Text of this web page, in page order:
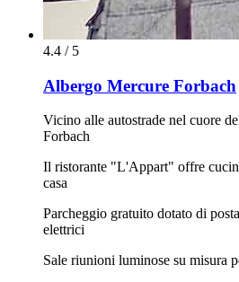
4.4 / 5
Albergo Mercure Forbach
Vicino alle autostrade nel cuore
Forbach
Il ristorante "L'Appart" offre
casa
Parcheggio gratuito dotato di
elettrici
Sale riunioni luminose su misura